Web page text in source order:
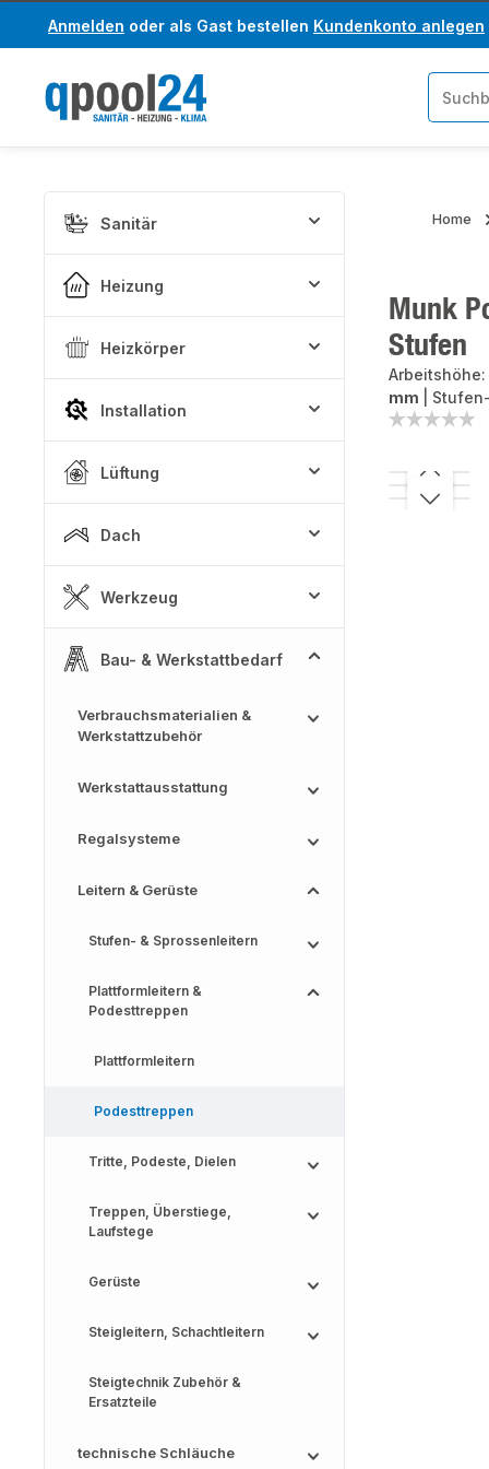
Hauptinhalt springen
Zur Suche springen
Anmelden oder als Gast bestellen Kundenkonto anlegen
Sanitär
Heizung
Heizkörper
Installation
Lüftung
Dach
Werkzeug
Bau- & Werkstattbedarf
Verbrauchsmaterialien &
Werkstattzubehör
Werkstattausstattung
Regalsysteme
Leitern & Gerüste
Stufen- & Sprossenleitern
Plattformleitern &
Podesttreppen
Plattformleitern
Podesttreppen
Tritte, Podeste, Dielen
Treppen, Überstiege,
Laufstege
Gerüste
Steigleitern, Schachtleitern
Steigtechnik Zubehör &
Ersatzteile
technische Schläuche
Home
Munk
Stufen
Arbeitshöhe:
mm